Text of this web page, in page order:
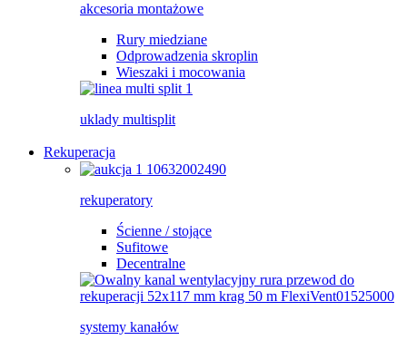
akcesoria montażowe
Rury miedziane
Odprowadzenia skroplin
Wieszaki i mocowania
uklady multisplit
Rekuperacja
rekuperatory
Ścienne / stojące
Sufitowe
Decentralne
systemy kanałów